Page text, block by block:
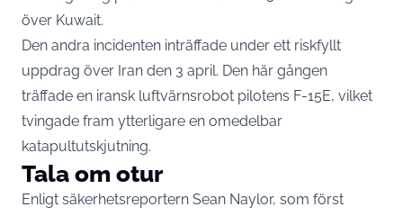
över Kuwait.
Den andra incidenten inträffade under ett riskfyllt
uppdrag över Iran den 3 april. Den här gången
träffade en iransk luftvärnsrobot pilotens F-15E, vilket
tvingade fram ytterligare en omedelbar
katapultutskjutning.
Tala om otur
Enligt säkerhetsreportern Sean Naylor, som först